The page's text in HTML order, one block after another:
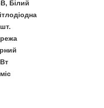
Білий